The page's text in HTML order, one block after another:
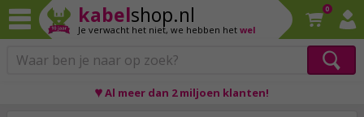
kabelshop.nl
Je verwacht het niet, we hebben het wel
0
♥ Al meer dan 2 miljoen klanten!